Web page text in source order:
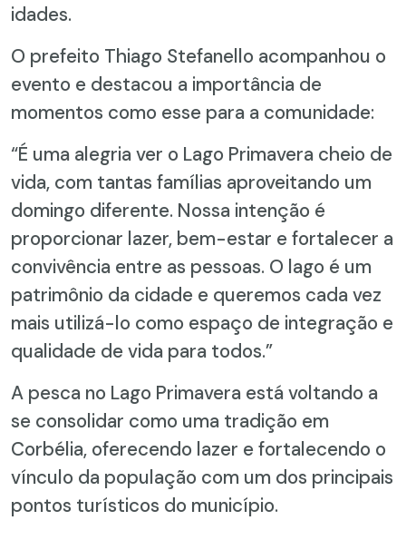
idades.
O prefeito Thiago Stefanello acompanhou o
evento e destacou a importância de
momentos como esse para a comunidade:
“É uma alegria ver o Lago Primavera cheio de
vida, com tantas famílias aproveitando um
domingo diferente. Nossa intenção é
proporcionar lazer, bem-estar e fortalecer a
convivência entre as pessoas. O lago é um
patrimônio da cidade e queremos cada vez
mais utilizá-lo como espaço de integração e
qualidade de vida para todos.”
A pesca no Lago Primavera está voltando a
se consolidar como uma tradição em
Corbélia, oferecendo lazer e fortalecendo o
vínculo da população com um dos principais
pontos turísticos do município.